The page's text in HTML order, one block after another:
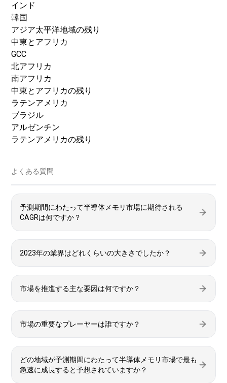
インド
韓国
アジア太平洋地域の残り
中東とアフリカ
GCC
北アフリカ
南アフリカ
中東とアフリカの残り
ラテンアメリカ
ブラジル
アルゼンチン
ラテンアメリカの残り
よくある質問
予測期間にわたって半導体メモリ市場に期待される
CAGRは何ですか？
2023年の業界はどれくらいの大きさでしたか？
市場を推進する主な要因は何ですか？
市場の重要なプレーヤーは誰ですか？
どの地域が予測期間にわたって半導体メモリ市場で最も
急速に成長すると予想されていますか？